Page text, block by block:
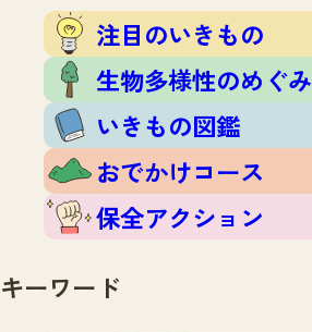
注目のいきもの
生物多様性のめぐみ
いきもの図鑑
おでかけコース
保全アクション
いきもの調査隊
調査レポート
調査レポートTOP
調査結果
ふくおかいきものマップ
マッチング
マッチングTOP
掲載申し込みフォーム
お問合せ
注目のいきもの
生物多様性のめぐみ
いきもの図鑑
おでかけコース
保全アクション
キーワード